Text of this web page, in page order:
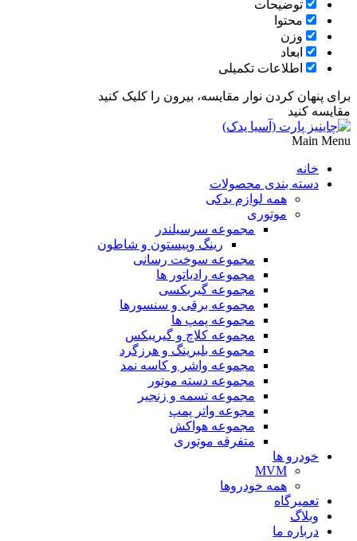
توضیحات
محتوا
وزن
ابعاد
اطلاعات تکمیلی
برای پنهان کردن نوار مقایسه، بیرون را کلیک کنید
مقایسه کنید
Main Menu
خانه
دسته بندی محصولات
همه لوازم یدکی
موتوری
مجموعه سرسیلندر
رینگ وپیستون و شاطون
مجموعه سوخت رسانی
مجموعه رادیاتور ها
مجموعه گیربکسی
مجموعه برقی و سنسورها
مجموعه پمپ ها
مجموعه کلاچ و گیریبکس
مجموعه بلبرینگ و هرزگرد
مجموعه واشر و کاسه نمد
مجموعه دسته موتور
مجموعه تسمه و زنجیر
مجوعه واتر پمپ
مجموعه هواکش
متفرقه موتوری
خودرو ها
MVM
همه خودروها
تعمیرگاه
وبلاگ
درباره ما